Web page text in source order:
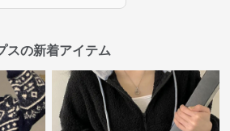
スの新着アイテム